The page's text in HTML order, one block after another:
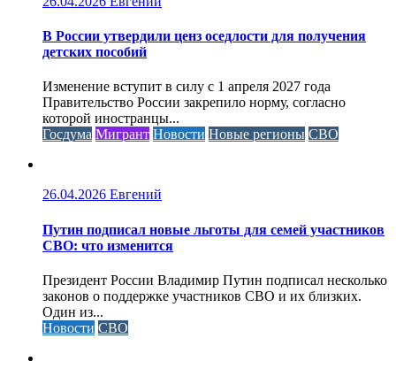
В России утвердили ценз оседлости для получения
детских пособий
Изменение вступит в силу с 1 апреля 2027 года
Правительство России закрепило норму, согласно
которой иностранцы...
Госдума Мигрант Новости Новые регионы СВО
26.04.2026 Евгений
Путин подписал новые льготы для семей участников
СВО: что изменится
Президент России Владимир Путин подписал несколько
законов о поддержке участников СВО и их близких.
Один из...
Новости СВО